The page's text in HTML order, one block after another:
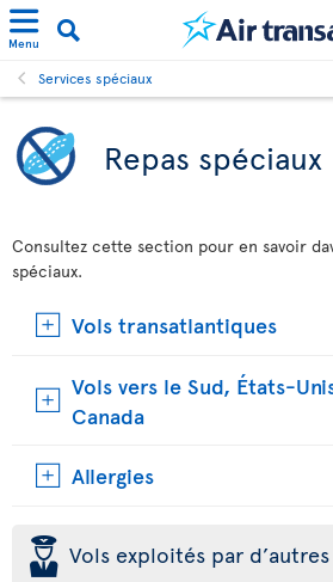
Menu
Services spéciaux
Repas spéciaux
Consultez cette section pour en savoir
spéciaux.
Vols transatlantiques
Vols vers le Sud, États-
Canada
Allergies
þ Vols exploités par